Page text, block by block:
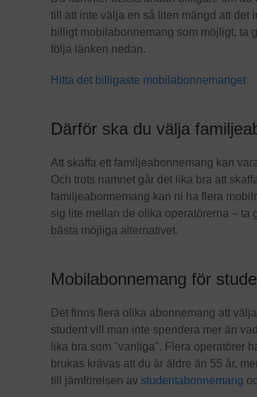
till att inte välja en så liten mängd att det
billigt mobilabonnemang som möjligt, ta
följa länken nedan.
Hitta det billigaste mobilabonnemanget
Därför ska du välja
Att skaffa ett familjeabonnemang kan
Och trots namnet går det lika bra att
familjeabonnemang kan ni ha flera
sig lite mellan de olika operatörerna – ta
bästa möjliga alternativet.
Mobilabonnemang för
Det finns flera olika abonnemang att
student vill man inte spendera mer än
lika bra som "vanliga". Flera operatörer
brukas krävas att du är äldre än 55 år,
till jämförelsen av studentabonnemang